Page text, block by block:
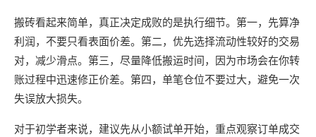
搬砖看起来简单，真正决定成败的是执行细节。第一，先算净
利润，不要只看表面价差。第二，优先选择流动性较好的交易
对，减少滑点。第三，尽量降低搬运时间，因为市场会在你转
账过程中迅速修正价差。第四，单笔仓位不要过大，避免一次
失误放大损失。
对于初学者来说，建议先从小额试单开始，重点观察订单成交